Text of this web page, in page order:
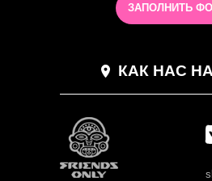
ЗАПОЛНИТЬ
КАК НАС